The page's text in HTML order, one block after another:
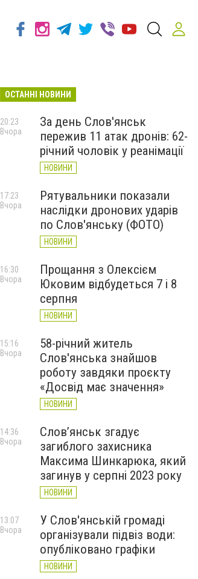
ОСТАННІ НОВИНИ
За день Слов'янськ
пережив 11 атак дронів: 62-
річний чоловік у реанімації
НОВИНИ
20:23
Вчора
Рятувальники показали
наслідки дронових ударів
по Слов'янську (ФОТО)
НОВИНИ
17:23
Вчора
Прощання з Олексієм
Юковим відбудеться 7 і 8
серпня
НОВИНИ
16:30
Вчора
58-річний житель
Слов'янська знайшов
роботу завдяки проєкту
«Досвід має значення»
НОВИНИ
15:16
Вчора
Слов’янськ згадує
загиблого захисника
Максима Шинкарюка, який
загинув у серпні 2023 року
НОВИНИ
14:36
Вчора
У Слов'янській громаді
організували підвіз води:
опубліковано графіки
НОВИНИ
13:07
Вчора